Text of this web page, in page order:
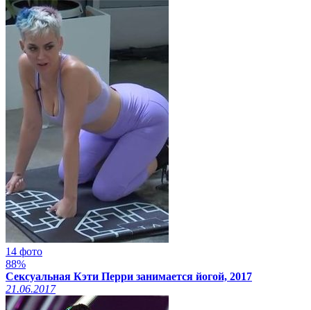
14 фото
88%
Сексуальная Кэти Перри занимается йогой, 2017
21.06.2017